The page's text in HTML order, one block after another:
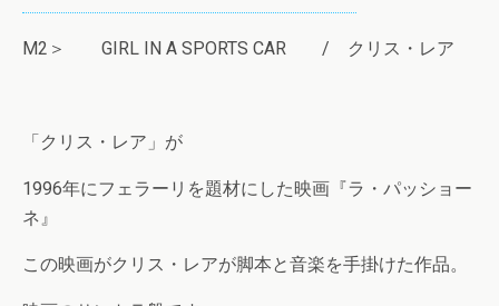
M2＞ GIRL IN A SPORTS CAR / クリス・レア
「クリス・レア」が
1996年にフェラーリを題材にした映画『ラ・パッショー
ネ』
この映画がクリス・レアが脚本と音楽を手掛けた作品。